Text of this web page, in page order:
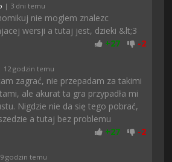
| 3 dni temu
nie moglem znalezc
wersji a tutaj jest, dzieki &lt;3
+27 -2
| 12 godzin temu
zagrać, nie przepadam za takimi
ale akurat ta gra przypadła mi
Nigdzie nie da się tego pobrać,
a tutaj bez problemu
+27 -2
godzin temu